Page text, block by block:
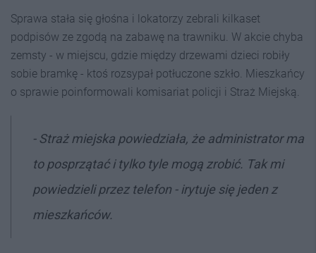
Sprawa stała się głośna i lokatorzy zebrali kilkaset
podpisów ze zgodą na zabawę na trawniku. W akcie chyba
zemsty - w miejscu, gdzie między drzewami dzieci robiły
sobie bramkę - ktoś rozsypał potłuczone szkło. Mieszkańcy
o sprawie poinformowali komisariat policji i Straż Miejską.
- Straż miejska powiedziała, że administrator ma
to posprzątać i tylko tyle mogą zrobić. Tak mi
powiedzieli przez telefon - irytuje się jeden z
mieszkańców.